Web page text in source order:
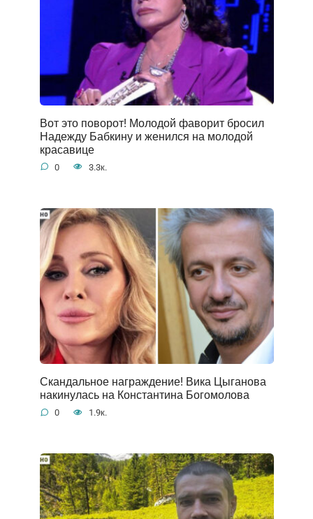
Вот это поворот! Молодой фаворит бросил
Надежду Бабкину и женился на молодой
красавице
0 3.3к.
Скандальное награждение! Вика Цыганова
накинулась на Константина Богомолова
0 1.9к.